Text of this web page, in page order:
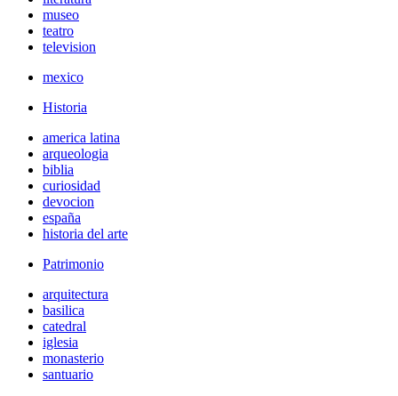
museo
teatro
television
mexico
Historia
america latina
arqueologia
biblia
curiosidad
devocion
españa
historia del arte
Patrimonio
arquitectura
basilica
catedral
iglesia
monasterio
santuario